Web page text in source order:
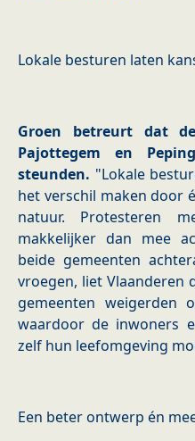
Lokale besturen laten
Groen betreurt dat
Pajottegem en
steunden. "Lokale
het verschil maken door
natuur. Protesteren
makkelijker dan mee
beide gemeenten
vroegen, liet Vlaanderen
gemeenten weigerden
waardoor de inwoners
zelf hun leefomgeving
Een beter ontwerp én